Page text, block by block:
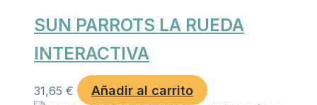
SUN PARROTS LA RUEDA
INTERACTIVA
31,65 € Añadir al carrito